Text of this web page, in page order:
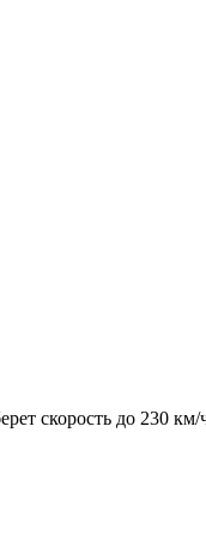
скорость до 230 км/